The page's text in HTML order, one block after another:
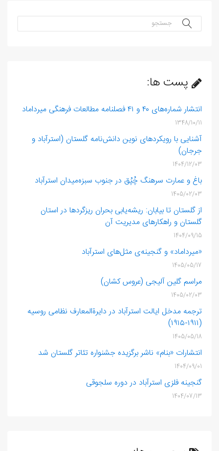
جستجو...
پست ها:
انتشار شماره‌های ۴۰ و ۴۱ فصلنامه مطالعات فرهنگی میرداماد
1348/10/11
آشنایی با رویکردهای نوین دانش‌نامه گلستان (استرآباد و
جرجان)
1404/12/03
باغ و عمارت سرهنگ چُپُق در جنوب سبزه‌میدان استرآباد
1405/02/03
از گلستان تا بیابان: ریشه‌یابی بحران ریزگردها در استان
گلستان و راهکارهای مدیریت آن
1404/09/15
«میرداماد» و گنجینه‌ی مثل‌های استرآباد
1405/05/17
مراسم گلین ‌آلیجی (عروس‌ کشان)
1405/02/03
ترجمه مدخل ایالت استرآباد در دایرةالمعارف نظامی روسیه
(۱۹۱۱-۱۹۱۵)
1405/05/18
انتشارات «بنام» ناشر برگزیده جشنواره تئاتر گلستان شد
1404/09/01
گنجینه فلزی استرآباد در دوره سلجوقی
1404/07/13